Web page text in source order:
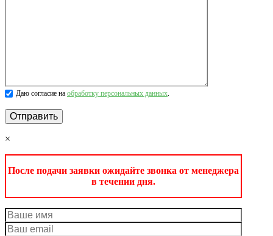
Даю согласие на обработку персональных данных.
×
После подачи заявки ожидайте звонка от менеджера
в течении дня.